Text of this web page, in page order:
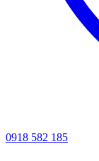
0918 582 185